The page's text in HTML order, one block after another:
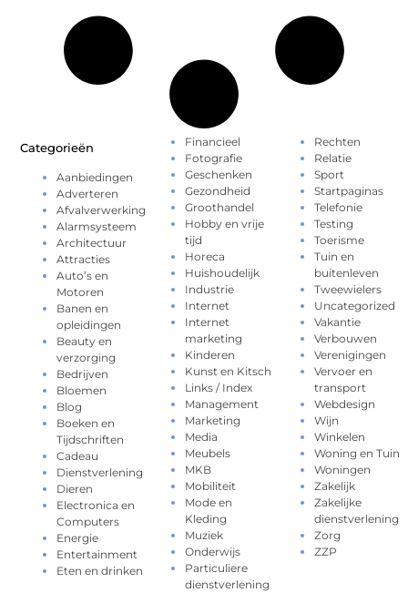
Categorieën
Aanbiedingen
Adverteren
Afvalverwerking
Alarmsysteem
Architectuur
Attracties
Auto’s en
Motoren
Banen en
opleidingen
Beauty en
verzorging
Bedrijven
Bloemen
Blog
Boeken en
Tijdschriften
Cadeau
Dienstverlening
Dieren
Electronica en
Computers
Energie
Entertainment
Eten en drinken
Financieel
Fotografie
Geschenken
Gezondheid
Groothandel
Hobby en vrije
tijd
Horeca
Huishoudelijk
Industrie
Internet
Internet
marketing
Kinderen
Kunst en Kitsch
Links / Index
Management
Marketing
Media
Meubels
MKB
Mobiliteit
Mode en
Kleding
Muziek
Onderwijs
Particuliere
dienstverlening
Rechten
Relatie
Sport
Startpaginas
Telefonie
Testing
Toerisme
Tuin en
buitenleven
Tweewielers
Uncategorized
Vakantie
Verbouwen
Verenigingen
Vervoer en
transport
Webdesign
Wijn
Winkelen
Woning en Tuin
Woningen
Zakelijk
Zakelijke
dienstverlening
Zorg
ZZP